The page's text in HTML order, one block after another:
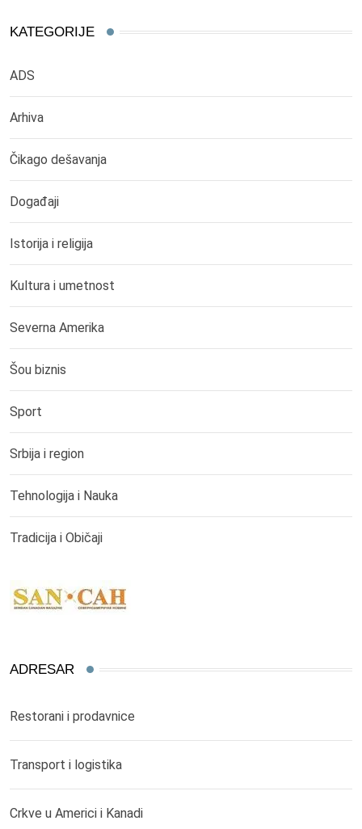
KATEGORIJE
ADS
Arhiva
Čikago dešavanja
Događaji
Istorija i religija
Kultura i umetnost
Severna Amerika
Šou biznis
Sport
Srbija i region
Tehnologija i Nauka
Tradicija i Običaji
ADRESAR
Restorani i prodavnice
Transport i logistika
Crkve u Americi i Kanadi